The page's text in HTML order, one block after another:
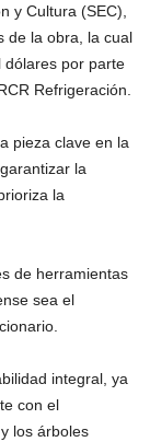
y Cultura (SEC),
de la obra, la cual
dólares por parte
Refrigeración.
pieza clave en la
la
la
de herramientas
sea el
integral, ya
con el
los árboles